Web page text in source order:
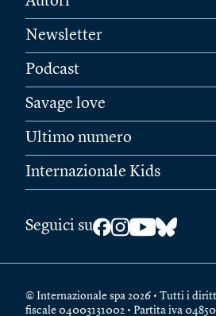
Newsletter
Podcast
Savage love
Ultimo numero
Internazionale Kids
Seguici su
© Internazionale spa 2026 • Tutti i
fiscale 04003131002 • Partita iva